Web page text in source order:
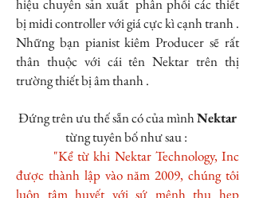
hiệu chuyên sản xuẩt phân phối các thiết
bị midi controller với giá cực kì cạnh tranh .
Những bạn pianist kiêm Producer sẽ rất
thân thuộc với cái tên Nektar trên thị
trường thiết bị âm thanh .
Đứng trên ưu thế sẵn có của mìnhNektar
từng tuyên bố như sau :
"Kể từ khi Nektar Technology, Inc
được thành lập vào năm 2009, chúng tôi
luôn tâm huyết với sứ mệnh thu hẹp